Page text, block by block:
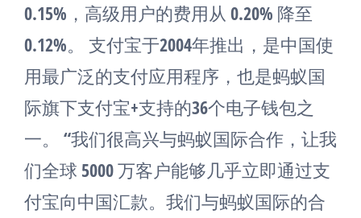
0.15%，高级用户的费用从 0.20% 降至
0.12%。 支付宝于2004年推出，是中国使
用最广泛的支付应用程序，也是蚂蚁国
际旗下支付宝+支持的36个电子钱包之
一。 “我们很高兴与蚂蚁国际合作，让我
们全球 5000 万客户能够几乎立即通过支
付宝向中国汇款。我们与蚂蚁国际的合